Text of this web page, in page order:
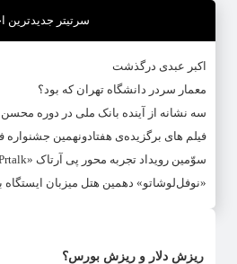
سرتیتر جدیدترین
اکبر عبدی درگذشت
معمار سردر دانشگاه تهران که بود؟
سه نشانه از آینده بانک ملی در دوره
فیلم های برگزیده‌ی هفتادونهمین جشنواره
سوّمین رویداد تجربه محور پی آرتاک «Prtalk» برگزار شد
«نوفل‌لوشاتو» دهمین هتل میزبان
ریزش دلار و ریزش بورس؟